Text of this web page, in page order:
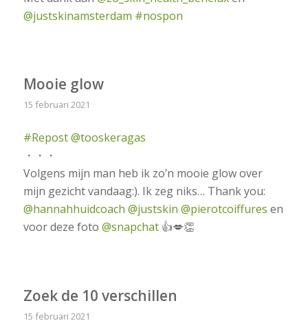
@justskinamsterdam #nospon
Mooie glow
15 februari 2021
#Repost @tooskeragas
・・・
Volgens mijn man heb ik zo’n mooie glow over
mijn gezicht vandaag:). Ik zeg niks… Thank you:
@hannahhuidcoach @justskin @pierotcoiffures en
voor deze foto @snapchat👍💋👏
Zoek de 10 verschillen
15 februari 2021